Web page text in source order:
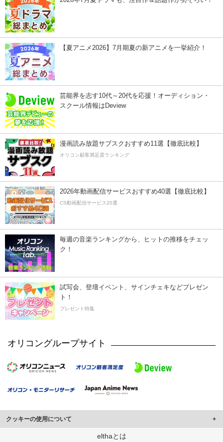
【夏アニメ2026】7月期夏の新アニメを一挙紹介！
芸能界を志す10代～20代を応援！オーディション・
スクール情報はDeview
漫画読み放題サブスクおすすめ11選【徹底比較】
オリコン顧客満足度ランキング
2026年動画配信サービスおすすめ40選【徹底比較】
CS動画配信サービス20選
毎週の音楽ランキングから、ヒットの推移をチェッ
ク！
試写会、登壇イベント、サインチェキなどプレゼン
ト！
プレゼント特集
オリコングループサイト
クッキーの使用について
このサイトでは Cookie を使用して、ユーザーに合わせたコンテンツや広告の
elthaとは